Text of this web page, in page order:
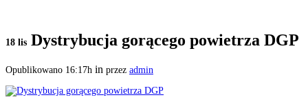
18 lis Dystrybucja gorącego powietrza DGP
Opublikowano 16:17h in przez admin